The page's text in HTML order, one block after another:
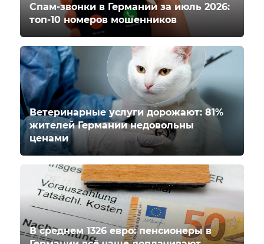
Спам-звонки в Германии за июль 2026:
топ-10 номеров мошенников
Ветеринарные услуги дорожают: 81%
жителей Германии недовольны
ценами
В среднем 1326 евро: пенсионеры в